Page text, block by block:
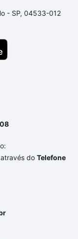
envolvidos
portal
sonhos
você até as
- SP, 04533-012
do Telefone